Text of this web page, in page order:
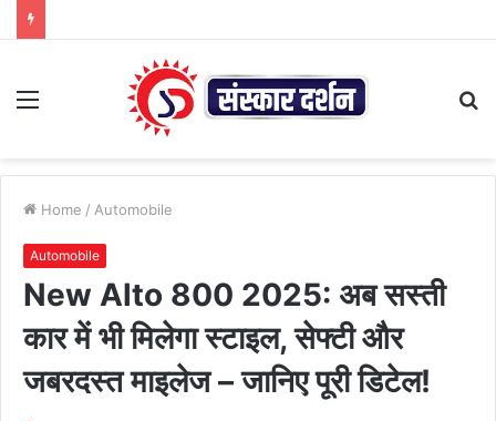
Menu
Home / Automobile
Automobile
New Alto 800 2025: अब सस्ती
कार में भी मिलेगा स्टाइल, सेफ्टी और
जबरदस्त माइलेज – जानिए पूरी डिटेल!